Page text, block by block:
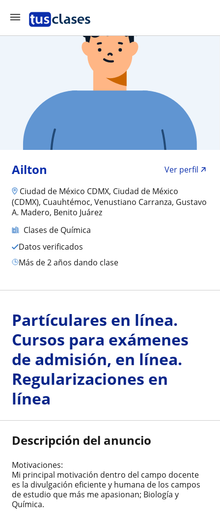
Ailton
Ver perfil
Ciudad de México CDMX, Ciudad de México
(CDMX), Cuauhtémoc, Venustiano Carranza, Gustavo
A. Madero, Benito Juárez
Clases de Química
Datos verificados
más de 2 años dando clase
Partículares en línea.
Cursos para exámenes
de admisión, en línea.
Regularizaciones en
línea
Descripción del anuncio
Motivaciones:
Mi principal motivación dentro del campo docente
es la divulgación eficiente y humana de los campos
de estudio que más me apasionan; Biología y
Química.